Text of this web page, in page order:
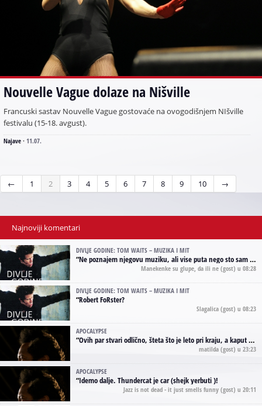
Nouvelle Vague dolaze na Nišville
Francuski sastav Nouvelle Vague gostovaće na ovogodišnjem NIšville
festivalu (15-18. avgust).
Najave · 11.07.
← 1 2 3 4 5 6 7 8 9 10 →
Najnoviji komentari
DIVLJE GODINE: TOM WAITS – MUZIKA I MIT
“Ne poznajem njegovu muziku, ali vise puta nego sto sam to zazeleo gledao sam njegove umjetnicke slike na raznim stranama interneta. Te stoga zakljucujem da je Tom Waits Lady Gaga muzike namrstenih, ma
Manekenke su glupe, da ili ne (gost) u 08:28
DIVLJE GODINE: TOM WAITS – MUZIKA I MIT
“Robert FoRster?
Slagalica (gost) u 08:23
APOCALYPSE
“Ovih par stvari odlično, šteta što je leto pri kraju, a kaput koji te vervoatno podseća na pirotski ćilim je iz tradicije Navaho indijanaca ;)
matilda (gost) u 23:23
APOCALYPSE
“Idemo dalje. Thundercat je car (shejk yerbuti )!
Jazz is not dead - it just smells funny (gost) u 20:11